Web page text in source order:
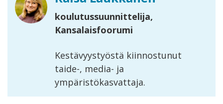
koulutussuunnittelija,
Kansalaisfoorumi
Kestävyystyöstä kiinnostunut
taide-, media- ja
ympäristökasvattaja.